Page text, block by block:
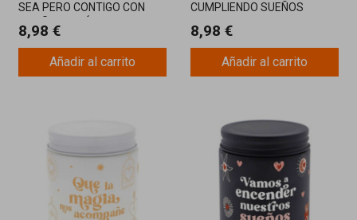
SEA PERO CONTIGO CON
AROMA ACOGEDOR
8,98 €
Añadir al carrito
CUMPLIENDO SUEÑOS
CON DISEÑO DE AMOR Y
8,98 €
Añadir al carrito